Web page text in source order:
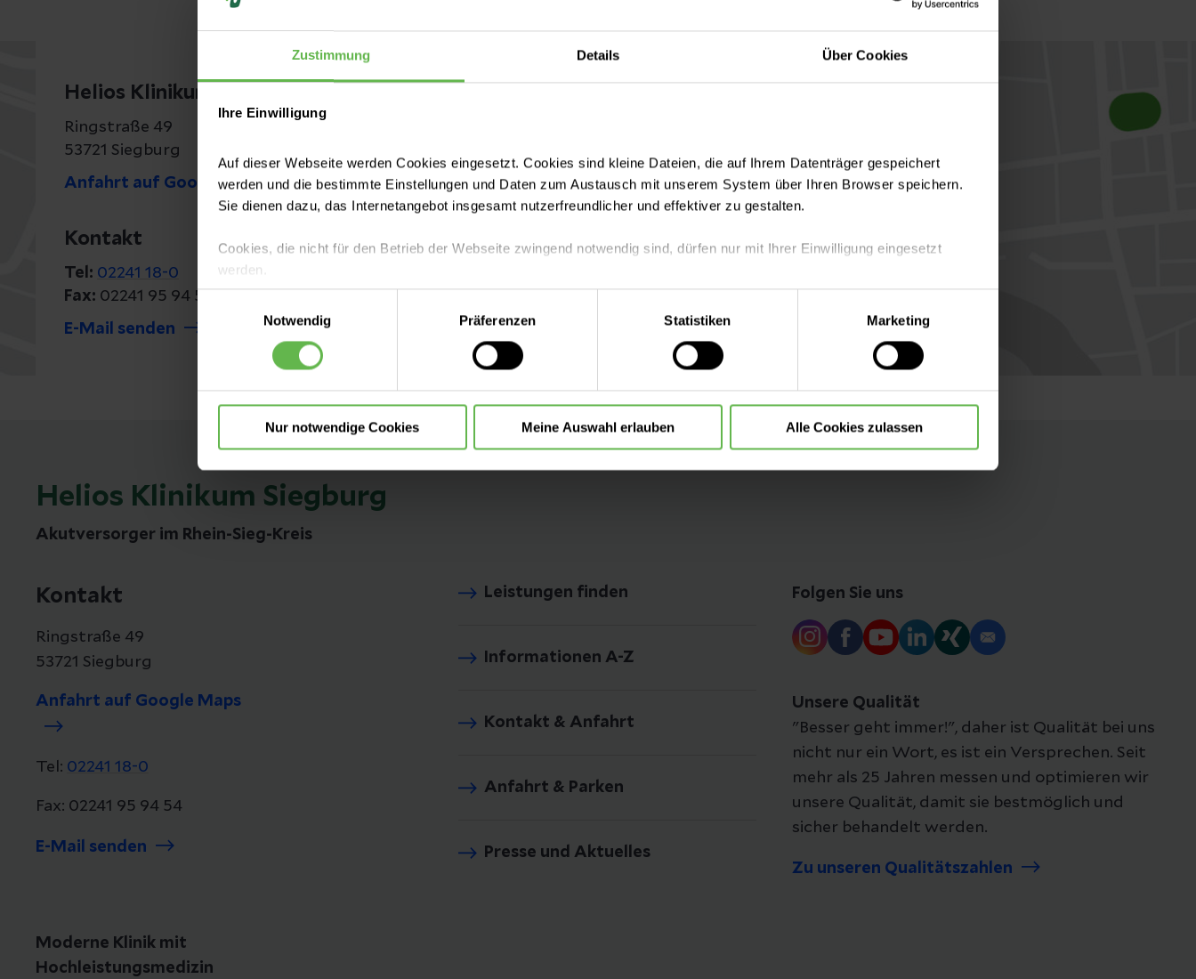
Zustimmung Details Über Cookies
Ihre Einwilligung
Auf dieser Webseite werden Cookies eingesetzt. Cookies sind kleine Dateien, die auf Ihrem Datenträger gespeichert
werden und die bestimmte Einstellungen und Daten zum Austausch mit unserem System über Ihren Browser speichern.
Sie dienen dazu, das Internetangebot insgesamt nutzerfreundlicher und effektiver zu gestalten.
Cookies, die nicht für den Betrieb der Webseite zwingend notwendig sind, dürfen nur mit Ihrer Einwilligung eingesetzt
werden.
Es steht Ihnen frei, unsere Seite mit nur den notwendigen Cookies zu benutzen, eine individuelle Auswahl hinsichtlich der
nicht notwendigen Cookies zu treffen oder durch Auswahl von „Alle Cookies akzeptieren“ in die Verwendung aller Cookies
einzuwilligen. Ihre Auswahlentscheidung können Sie jederzeit ändern oder widerrufen.
Einwilligungsauswahl
Notwendig
Präferenzen Statistiken Marketing
Nur notwendige Cookies Meine Auswahl erlauben Alle Cookies zulassen
Helios Klinikum Siegburg
Ringstraße 49
53721 Siegburg
Anfahrt auf Google Maps
Kontakt
Tel: 02241 18-0
Fax: 02241 95 94 54
E-Mail senden
Helios Klinikum Siegburg
Akutversorger im Rhein-Sieg-Kreis
Kontakt
Ringstraße 49
53721 Siegburg
Anfahrt auf Google Maps
Tel: 02241 18-0
Fax: 02241 95 94 54
E-Mail senden
Moderne Klinik mit
Hochleistungsmedizin
Leistungen finden
Informationen A-Z
Kontakt & Anfahrt
Anfahrt & Parken
Presse und Aktuelles
Folgen Sie uns
Unsere Qualität
"Besser geht immer!", daher ist Qualität bei uns
nicht nur ein Wort, es ist ein Versprechen. Seit
mehr als 25 Jahren messen und optimieren wir
unsere Qualität, damit sie bestmöglich und
sicher behandelt werden.
Zu unseren Qualitätszahlen